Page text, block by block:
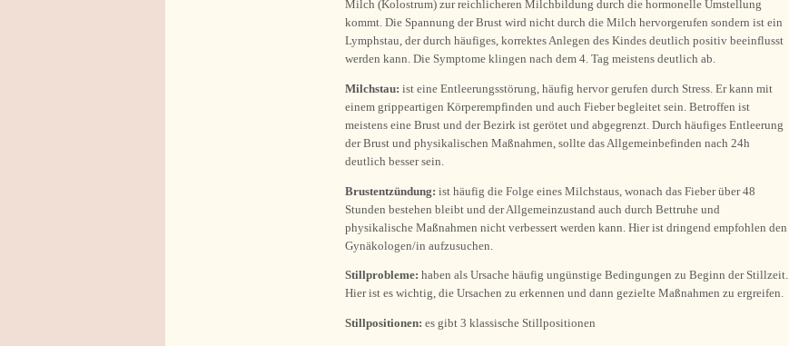
Milch (Kolostrum) zur reichlicheren Milchbildung durch die hormonelle Umstellung
kommt. Die Spannung der Brust wird nicht durch die Milch hervorgerufen sondern ist ein
Lymphstau, der durch häufiges, korrektes Anlegen des Kindes deutlich positiv beeinflusst
werden kann. Die Symptome klingen nach dem 4. Tag meistens deutlich ab.
Milchstau: ist eine Entleerungsstörung, häufig hervor gerufen durch Stress. Er kann mit
einem grippeartigen Körperempfinden und auch Fieber begleitet sein. Betroffen ist
meistens eine Brust und der Bezirk ist gerötet und abgegrenzt. Durch häufiges Entleerung
der Brust und physikalischen Maßnahmen, sollte das Allgemeinbefinden nach 24h
deutlich besser sein.
Brustentzündung: ist häufig die Folge eines Milchstaus, wonach das Fieber über 48
Stunden bestehen bleibt und der Allgemeinzustand auch durch Bettruhe und
physikalische Maßnahmen nicht verbessert werden kann. Hier ist dringend empfohlen den
Gynäkologen/in aufzusuchen.
Stillprobleme: haben als Ursache häufig ungünstige Bedingungen zu Beginn der Stillzeit.
Hier ist es wichtig, die Ursachen zu erkennen und dann gezielte Maßnahmen zu ergreifen.
Stillpositionen: es gibt 3 klassische Stillpositionen